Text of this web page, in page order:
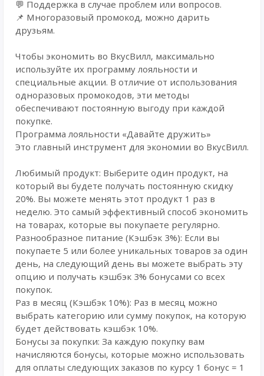
💬 Поддержка в случае проблем или вопросов.
📌 Многоразовый промокод, можно дарить
друзьям.
Чтобы экономить во ВкусВилл, максимально
используйте их программу лояльности и
специальные акции. В отличие от использования
одноразовых промокодов, эти методы
обеспечивают постоянную выгоду при каждой
покупке.
Программа лояльности «Давайте дружить»
Это главный инструмент для экономии во ВкусВилл.
Любимый продукт: Выберите один продукт, на
который вы будете получать постоянную скидку
20%. Вы можете менять этот продукт 1 раз в
неделю. Это самый эффективный способ экономить
на товарах, которые вы покупаете регулярно.
Разнообразное питание (Кэшбэк 3%): Если вы
покупаете 5 или более уникальных товаров за один
день, на следующий день вы можете выбрать эту
опцию и получать кэшбэк 3% бонусами со всех
покупок.
Раз в месяц (Кэшбэк 10%): Раз в месяц можно
выбрать категорию или сумму покупок, на которую
будет действовать кэшбэк 10%.
Бонусы за покупки: За каждую покупку вам
начисляются бонусы, которые можно использовать
для оплаты следующих заказов по курсу 1 бонус = 1